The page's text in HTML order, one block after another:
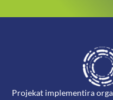
Projekat implementira